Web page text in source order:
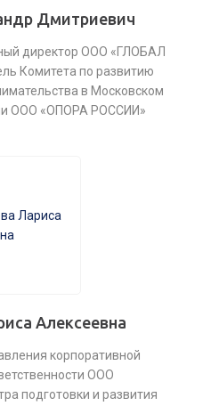
Дмитриевич
директор ООО «ГЛОБАЛ
Комитета по развитию
в Московском
ООО «ОПОРА РОССИИ»
Алексеевна
корпоративной
ООО
подготовки и развития